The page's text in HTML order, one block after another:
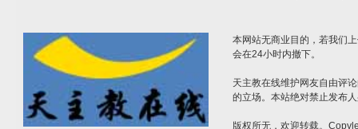
本网站无商业目的，若我们
会在24小时内撤下。
天主教在线维护网友自由评
的立场。本站绝对禁止发布
版权所无，欢迎转载。